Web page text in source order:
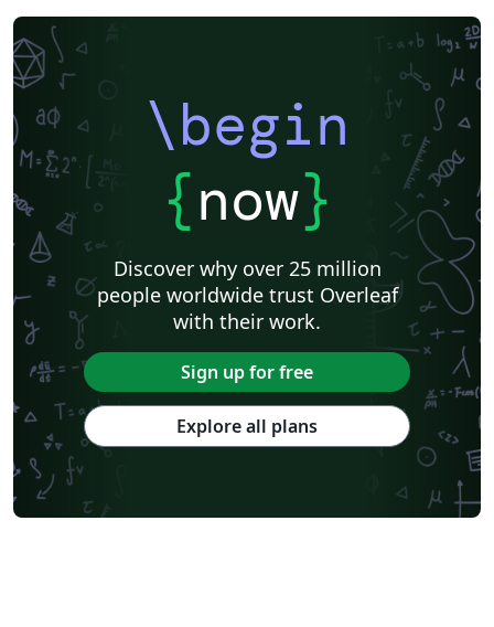
\begin
{now}
Discover why over 25 million
people worldwide trust Overleaf
with their work.
Sign up for free
Explore all plans